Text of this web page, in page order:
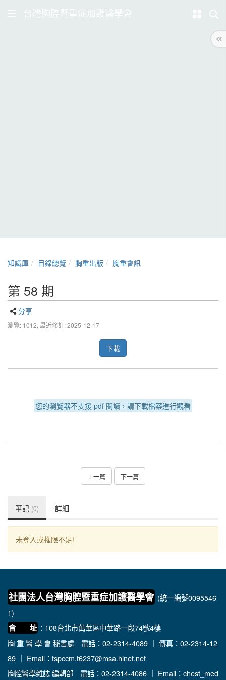
台灣胸腔暨重症加護醫學會
知識庫 目錄總覽 胸重出版 胸重會訊
第 58 期
分享
瀏覽: 1012, 最近修訂: 2025-12-17
下載
您的瀏覽器不支援 pdf 閱讀，請下載檔案進行觀看
上一篇 下一篇
筆記 (0) 詳細
未登入或權限不足!
社團法人台灣胸腔暨重症加護醫學會 (統一編號0095546
1)
會 址 ：108台北市萬華區中華路一段74號4樓
胸 重 醫 學 會 秘書處 電話：02-2314-4089 ｜ 傳真：02-2314-12
89 ｜ Email： tspccm.t6237@msa.hinet.net
胸腔醫學雜誌 編輯部 電話：02-2314-4086 ｜ Email： chest_med